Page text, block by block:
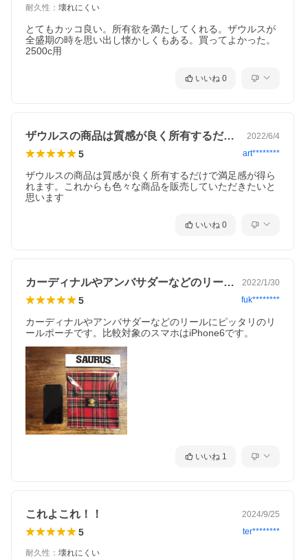
耐久性 ： 壊れにくい
とてもカッコ良い。所有欲を満たしてくれる。ザウルスが
全盛期の時を思い出し懐かしくもある。買ってよかった。
2500c用
いいね 0
ザウルスの商品は質感が良く所有するだけ… 2022/6/4
5 art********
ザウルスの商品は質感が良く所有するだけで満足感が得ら
れます。これからも色々な商品を販売していただきたいと
いいね 0
カーディナルやアンバサダーなどのリール… 2022/1/30
5 fuk********
カーディナルやアンバサダーなどのリールにピッタリのリ
ールポーチです。比較対象のスマホはiPhone6です。
いいね 1
これよこれ！！ 2024/9/25
5 ter********
耐久性 ： 壊れにくい